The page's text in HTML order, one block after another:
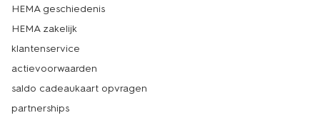
HEMA geschiedenis
HEMA zakelijk
klantenservice
actievoorwaarden
saldo cadeaukaart opvragen
partnerships